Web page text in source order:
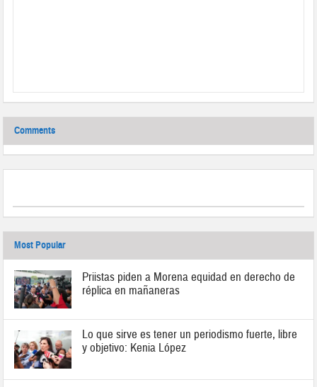
Comments
Most Popular
Priistas piden a Morena equidad en derecho de
réplica en mañaneras
Lo que sirve es tener un periodismo fuerte, libre
y objetivo: Kenia López